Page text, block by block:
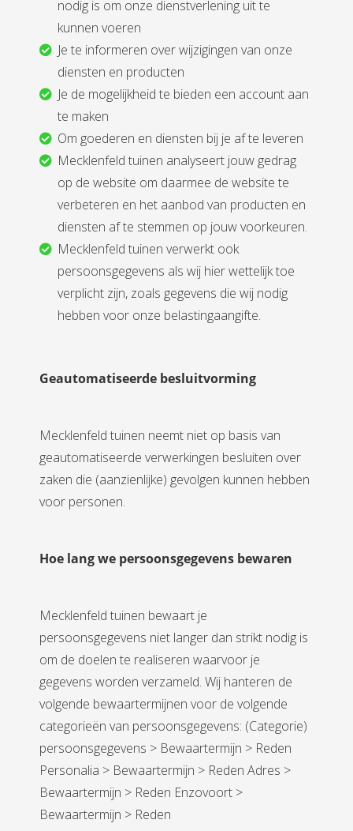
nodig is om onze dienstverlening uit te
kunnen voeren
Je te informeren over wijzigingen van onze
diensten en producten
Je de mogelijkheid te bieden een account aan
te maken
Om goederen en diensten bij je af te leveren
Mecklenfeld tuinen analyseert jouw gedrag
op de website om daarmee de website te
verbeteren en het aanbod van producten en
diensten af te stemmen op jouw voorkeuren.
Mecklenfeld tuinen verwerkt ook
persoonsgegevens als wij hier wettelijk toe
verplicht zijn, zoals gegevens die wij nodig
hebben voor onze belastingaangifte.
Geautomatiseerde besluitvorming
Mecklenfeld tuinen neemt niet op basis van
geautomatiseerde verwerkingen besluiten over
zaken die (aanzienlijke) gevolgen kunnen hebben
voor personen.
Hoe lang we persoonsgegevens bewaren
Mecklenfeld tuinen bewaart je
persoonsgegevens niet langer dan strikt nodig is
om de doelen te realiseren waarvoor je
gegevens worden verzameld. Wij hanteren de
volgende bewaartermijnen voor de volgende
categorieën van persoonsgegevens: (Categorie)
persoonsgegevens > Bewaartermijn > Reden
Personalia > Bewaartermijn > Reden Adres >
Bewaartermijn > Reden Enzovoort >
Bewaartermijn > Reden